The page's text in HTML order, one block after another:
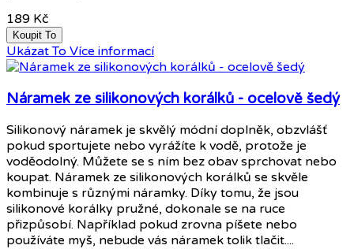
189 Kč
Koupit To
Ukázat To Více informací
Náramek ze silikonových korálků - ocelově šedý
Silikonový náramek je skvělý módní doplněk, obzvlášť
pokud sportujete nebo vyrážíte k vodě, protože je
voděodolný. Můžete se s ním bez obav sprchovat nebo
koupat. Náramek ze silikonových korálků se skvěle
kombinuje s různými náramky. Díky tomu, že jsou
silikonové korálky pružné, dokonale se na ruce
přizpůsobí. Například pokud zrovna píšete nebo
používáte myš, nebude vás náramek tolik tlačit....